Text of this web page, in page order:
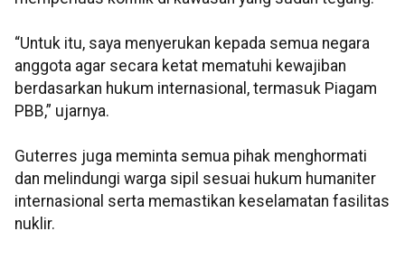
“Untuk itu, saya menyerukan kepada semua negara
anggota agar secara ketat mematuhi kewajiban
berdasarkan hukum internasional, termasuk Piagam
PBB,” ujarnya.
Guterres juga meminta semua pihak menghormati
dan melindungi warga sipil sesuai hukum humaniter
internasional serta memastikan keselamatan fasilitas
nuklir.